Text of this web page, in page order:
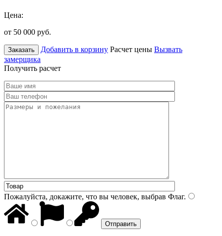
Цена:
от 50 000 руб.
Заказать Добавить в корзину Расчет цены Вызвать
замерщика
Получить расчет
Пожалуйста, докажите, что вы человек, выбрав Флаг.